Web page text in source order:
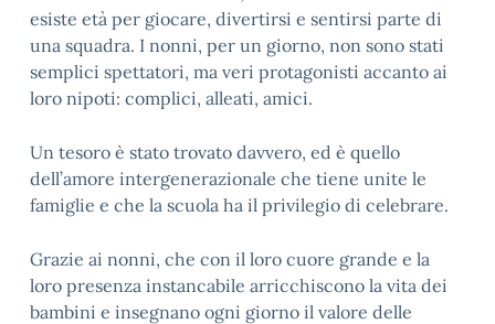
esiste età per giocare, divertirsi e sentirsi parte di
una squadra. I nonni, per un giorno, non sono stati
semplici spettatori, ma veri protagonisti accanto ai
loro nipoti: complici, alleati, amici.
Un tesoro è stato trovato davvero, ed è quello
dell’amore intergenerazionale che tiene unite le
famiglie e che la scuola ha il privilegio di celebrare.
Grazie ai nonni, che con il loro cuore grande e la
loro presenza instancabile arricchiscono la vita dei
bambini e insegnano ogni giorno il valore delle